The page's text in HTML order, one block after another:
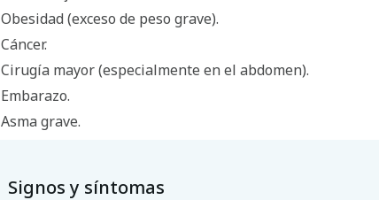
Obesidad (exceso de peso grave).
Cáncer.
Cirugía mayor (especialmente en el abdomen).
Embarazo.
Asma grave.
Signos y síntomas